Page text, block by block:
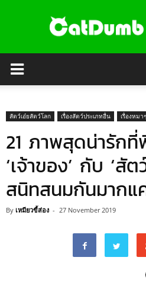
สัตว์เอ๋ยสัตว์โลก เรื่องสัตว์ประเภทอื่น เรื่องหมาๆ
21 ภาพสุดน่ารักที่
‘เจ้าของ’ กับ ‘สั
สนิทสนมกันมากแ
By เหมียวขี้ส่อง - 27 November 2019